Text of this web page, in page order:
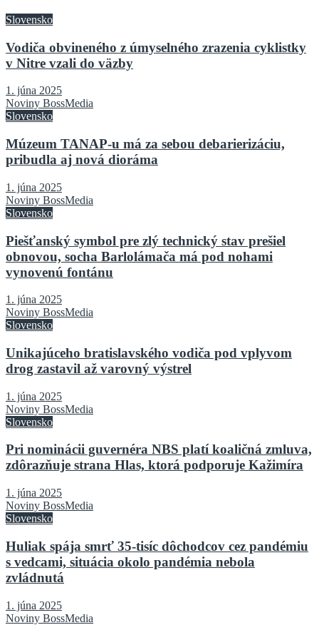
Slovensko
Vodiča obvineného z úmyselného zrazenia cyklistky
v Nitre vzali do väzby
1. júna 2025
Noviny BossMedia
Slovensko
Múzeum TANAP-u má za sebou debarierizáciu,
pribudla aj nová dioráma
1. júna 2025
Noviny BossMedia
Slovensko
Piešťanský symbol pre zlý technický stav prešiel
obnovou, socha Barlolámača má pod nohami
vynovenú fontánu
1. júna 2025
Noviny BossMedia
Slovensko
Unikajúceho bratislavského vodiča pod vplyvom
drog zastavil až varovný výstrel
1. júna 2025
Noviny BossMedia
Slovensko
Pri nominácii guvernéra NBS platí koaličná zmluva,
zdôrazňuje strana Hlas, ktorá podporuje Kažimíra
1. júna 2025
Noviny BossMedia
Slovensko
Huliak spája smrť 35-tisíc dôchodcov cez pandémiu
s vedcami, situácia okolo pandémia nebola
zvládnutá
1. júna 2025
Noviny BossMedia